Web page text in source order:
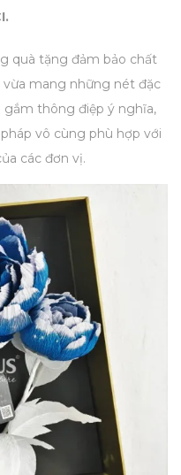
quà tặng đảm bảo chất
mang những nét đặc
thông điệp ý nghĩa,
vô cùng phù hợp với
các đơn vị.